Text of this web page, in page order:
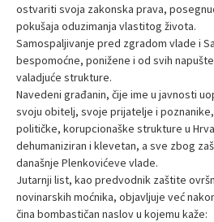
ostvariti svoja zakonska prava,
pokušaja oduzimanja vlastitog života.
Samospaljivanje pred zgradom vlade i
bespomoćne, ponižene i od svih
valadjuće strukture.
Navedeni građanin, čije ime u javnosti
svoju obitelj, svoje prijatelje i
političke, korupcionaške strukture u
dehumaniziran i klevetan, a sve zbog
današnje Plenkovićeve vlade.
Jutarnji list, kao predvodnik zaštite
novinarskih moćnika, objavljuje već
čina bombastičan naslov u kojemu kaže: